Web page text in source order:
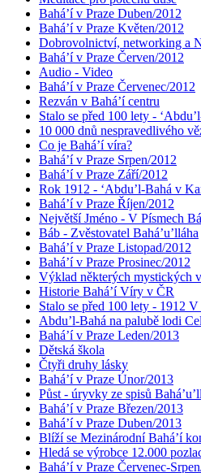
Bahá’í v Praze Duben/2012
Bahá’í v Praze Květen/2012
Dobrovolnictví, networking a
Bahá’í v Praze Červen/2012
Audio - Video
Bahá’í v Praze Červenec/2012
Rezván v Bahá’í centru
Stalo se před 100 lety -
10 000 dnů nespravedlivého
Co je Bahá’í víra?
Bahá’í v Praze Srpen/2012
Bahá’í v Praze Září/2012
Rok 1912 - ‘Abdu’l-Bahá v
Bahá’í v Praze Říjen/2012
Největší Jméno - V Písmech
Báb - Zvěstovatel Bahá’u’lláha
Bahá’í v Praze Listopad/2012
Bahá’í v Praze Prosinec/2012
Výklad některých mystických
Historie Bahá’í Víry v ČR
Stalo se před 100 lety - 1912
Abdu’l-Bahá na palubě lodi
Bahá’í v Praze Leden/2013
Dětská škola
Čtyři druhy lásky
Bahá’í v Praze Únor/2013
Půst - úryvky ze spisů
Bahá’í v Praze Březen/2013
Bahá’í v Praze Duben/2013
Blíží se Mezinárodní Bahá’í
Hledá se výrobce 12.000
Bahá’í v Praze Červenec-